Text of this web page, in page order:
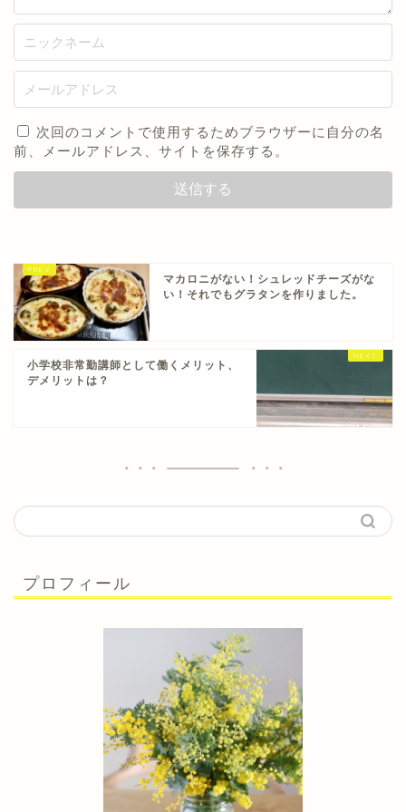
次回のコメントで使用するためブラウザーに自分の名
前、メールアドレス、サイトを保存する。
マカロニがない！シュレッドチーズがな
い！それでもグラタンを作りました。
小学校非常勤講師として働くメリット、
デメリットは？
プロフィール